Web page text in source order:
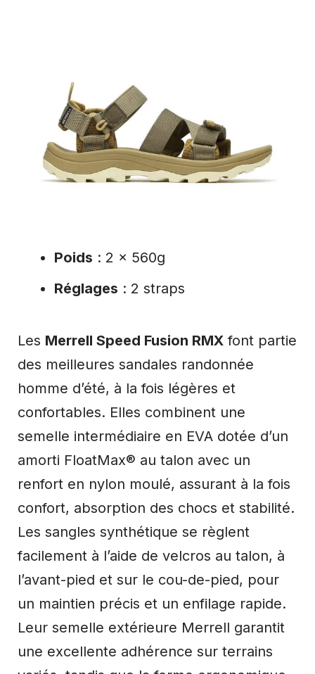
Poids : 2 x 560g
Réglages : 2 straps
Les Merrell Speed Fusion RMX font partie
des meilleures sandales randonnée
homme d’été, à la fois légères et
confortables. Elles combinent une
semelle intermédiaire en EVA dotée d’un
amorti FloatMax® au talon avec un
renfort en nylon moulé, assurant à la fois
confort, absorption des chocs et stabilité.
Les sangles synthétique se règlent
facilement à l’aide de velcros au talon, à
l’avant-pied et sur le cou-de-pied, pour
un maintien précis et un enfilage rapide.
Leur semelle extérieure Merrell garantit
une excellente adhérence sur terrains